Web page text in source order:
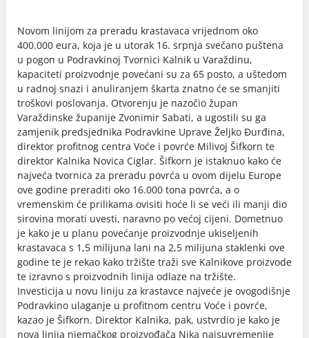
Novom linijom za preradu krastavaca vrijednom oko
400.000 eura, koja je u utorak 16. srpnja svečano puštena
u pogon u Podravkinoj Tvornici Kalnik u Varaždinu,
kapaciteti proizvodnje povećani su za 65 posto, a uštedom
u radnoj snazi i anuliranjem škarta znatno će se smanjiti
troškovi poslovanja. Otvorenju je nazočio župan
Varaždinske županije Zvonimir Sabati, a ugostili su ga
zamjenik predsjednika Podravkine Uprave Željko Đurđina,
direktor profitnog centra Voće i povrće Milivoj Šifkorn te
direktor Kalnika Novica Ciglar. Šifkorn je istaknuo kako će
najveća tvornica za preradu povrća u ovom dijelu Europe
ove godine preraditi oko 16.000 tona povrća, a o
vremenskim će prilikama ovisiti hoće li se veći ili manji dio
sirovina morati uvesti, naravno po većoj cijeni. Dometnuo
je kako je u planu povećanje proizvodnje ukiseljenih
krastavaca s 1,5 milijuna lani na 2,5 milijuna staklenki ove
godine te je rekao kako tržište traži sve Kalnikove proizvode
te izravno s proizvodnih linija odlaze na tržište.
Investicija u novu liniju za krastavce najveće je ovogodišnje
Podravkino ulaganje u profitnom centru Voće i povrće,
kazao je Šifkorn. Direktor Kalnika, pak, ustvrdio je kako je
nova linija njemačkog proizvođača Nika najsuvremenije